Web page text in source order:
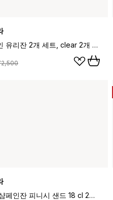
에센스 샴페인 유리잔 2개 세트, clear 2개 세트
울티마 툴레 샴페인잔 피니시 샌드 18 cl 2개 세트, Green